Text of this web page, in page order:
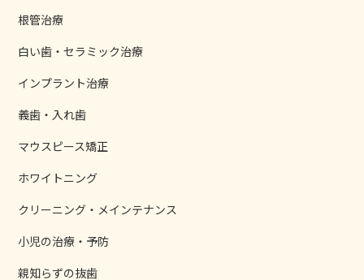
根管治療
白い歯・セラミック治療
インプラント治療
義歯・入れ歯
マウスピース矯正
ホワイトニング
クリーニング・メインテナンス
小児の治療・予防
親知らずの抜歯